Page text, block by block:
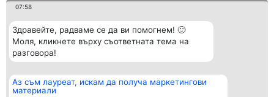
07:58
Здравейте, радваме се да ви помогнем! 🙂
Моля, кликнете върху съответната тема на
разговора!
Аз съм лауреат, искам да получа маркетингови
материали
Организатор на
класиране
Класация Контакти